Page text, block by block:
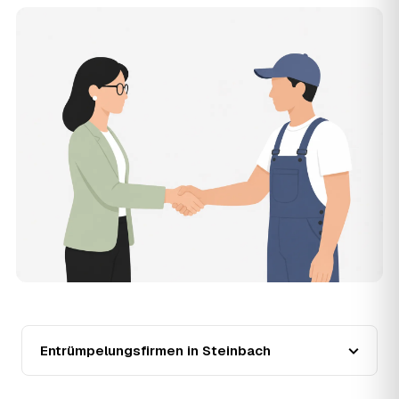
Entrümpler aus Steinbach zum Vergleichen. Bezahlt wird
nur der Entrümpler, den Sie selbst auswählen.
Was kostet die Entrümpelung einer normalen
Wohnung in Steinbach?
Für eine durchschnittliche Wohnung mit rund 65 m² liegen
die Kosten in Steinbach bei etwa 1.840 €, das entspricht
im Schnitt rund 34,4 € je Quadratmeter. Zugänglichkeit
(Etage, Aufzug), Menge und Sperrmüllanteil verschieben
den Preis nach oben oder unten — den genauen
Festpreis nennt Ihnen der Entrümpler nach kurzer
Beschreibung.
Werden Entrümpelungen in Steinbach in Zukunft
Eine Prognose lässt sich daraus nicht ableiten, aber die
Daten zeigen: Wer frühzeitig anfragt, sichert sich das
Entrümpelungsfirmen in Steinbach